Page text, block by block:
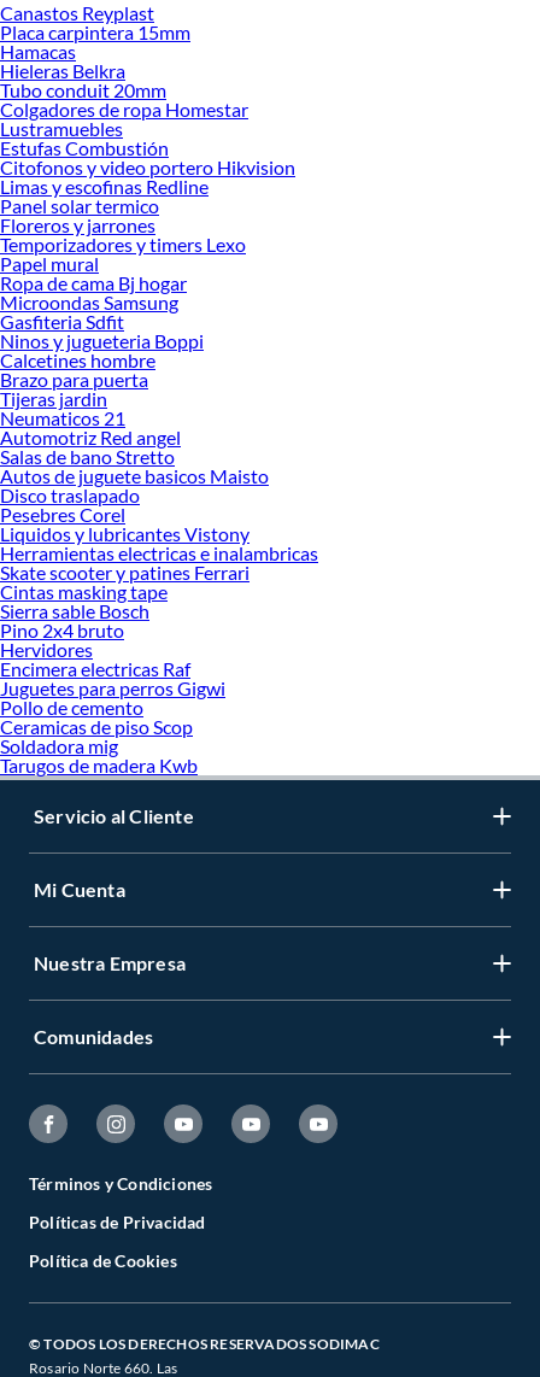
Canastos Reyplast
Placa carpintera 15mm
Hamacas
Hieleras Belkra
Tubo conduit 20mm
Colgadores de ropa Homestar
Lustramuebles
Estufas Combustión
Citofonos y video portero Hikvision
Limas y escofinas Redline
Panel solar termico
Floreros y jarrones
Temporizadores y timers Lexo
Papel mural
Ropa de cama Bj hogar
Microondas Samsung
Gasfiteria Sdfit
Ninos y jugueteria Boppi
Calcetines hombre
Brazo para puerta
Tijeras jardin
Neumaticos 21
Automotriz Red angel
Salas de bano Stretto
Autos de juguete basicos Maisto
Disco traslapado
Pesebres Corel
Liquidos y lubricantes Vistony
Herramientas electricas e inalambricas
Skate scooter y patines Ferrari
Cintas masking tape
Sierra sable Bosch
Pino 2x4 bruto
Hervidores
Encimera electricas Raf
Juguetes para perros Gigwi
Pollo de cemento
Ceramicas de piso Scop
Soldadora mig
Tarugos de madera Kwb
Servicio al Cliente
Mi Cuenta
Nuestra Empresa
Comunidades
Términos y Condiciones
Políticas de Privacidad
Política de Cookies
© TODOS LOS DERECHOS RESERVADOS SODIMAC
Rosario Norte 660. Las